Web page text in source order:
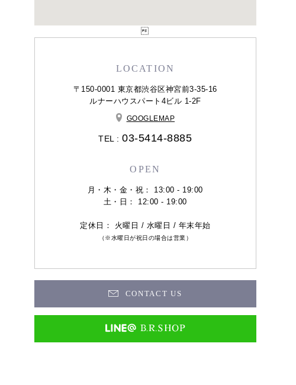
LOCATION
〒150-0001 東京都渋谷区神宮前3-35-16
ルナーハウスパート4ビル 1-2F
GOOGLEMAP
TEL :03-5414-8885
OPEN
月・木・金・祝： 13:00 - 19:00
土・日： 12:00 - 19:00
定休日： 火曜日 / 水曜日 / 年末年始
（※水曜日が祝日の場合は営業）
CONTACT US